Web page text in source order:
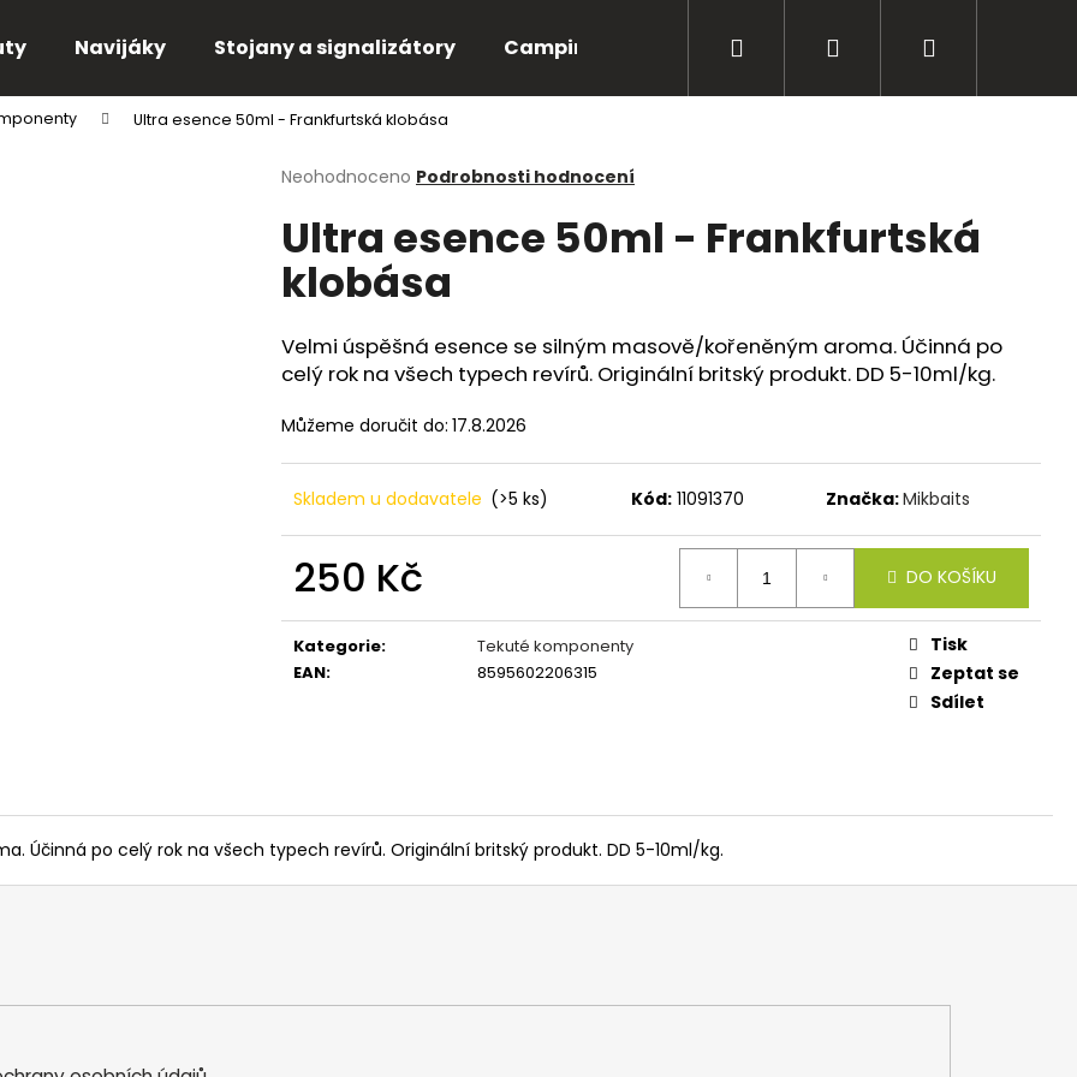
Navijáky Stojany a signalizátory Camping Bižuterie Péče o úlovky
Přihlášení
Ultra esence 50ml - Frankfurtská klobása
Průměrné
produktu
je
0,0
hvězdiček.
Neohodnoceno Podrobnosti hodnocení
Ultra esence 50ml - Frankfurtská
klobása
Velmi úspěšná esence se silným masově/kořeněným aroma. Účinná po
celý rok na všech typech revírů. Originální britský produkt. DD 5-10ml/kg.
Můžeme doručit do: 17.8.2026
Skladem u dodavatele (>5 ks) Kód: 11091370 Značka:Mikbaits
250 Kč
cena:
DO KOŠÍKU
Kategorie:
Tekuté komponenty
EAN: 8595602206315
Tisk
Zeptat se
Sdílet
Účinná po celý rok na všech typech revírů. Originální britský produkt. DD 5-10ml/kg.
Co potřebujete najít?
HLEDAT
Následující
KRMÍTKO DELPHIN FEEDER KLASIK
27 Kč